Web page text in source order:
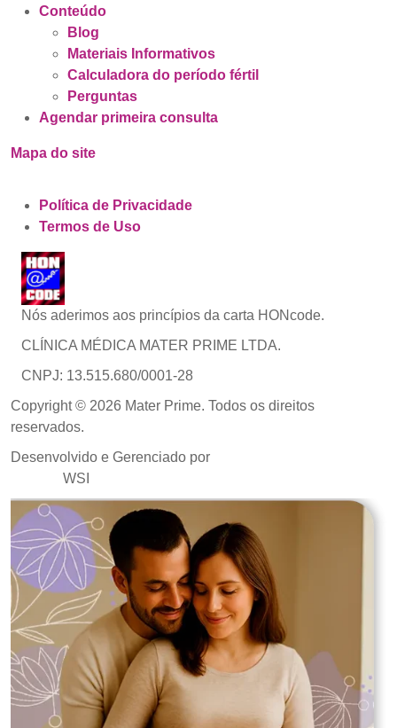
Conteúdo
Blog
Materiais Informativos
Calculadora do período fértil
Perguntas
Agendar primeira consulta
Mapa do site
Política de Privacidade
Termos de Uso
Nós aderimos aos princípios da carta HONcode.
CLÍNICA MÉDICA MATER PRIME LTDA.
CNPJ: 13.515.680/0001-28
Copyright © 2026 Mater Prime. Todos os direitos
reservados.
Desenvolvido e Gerenciado por
WSI